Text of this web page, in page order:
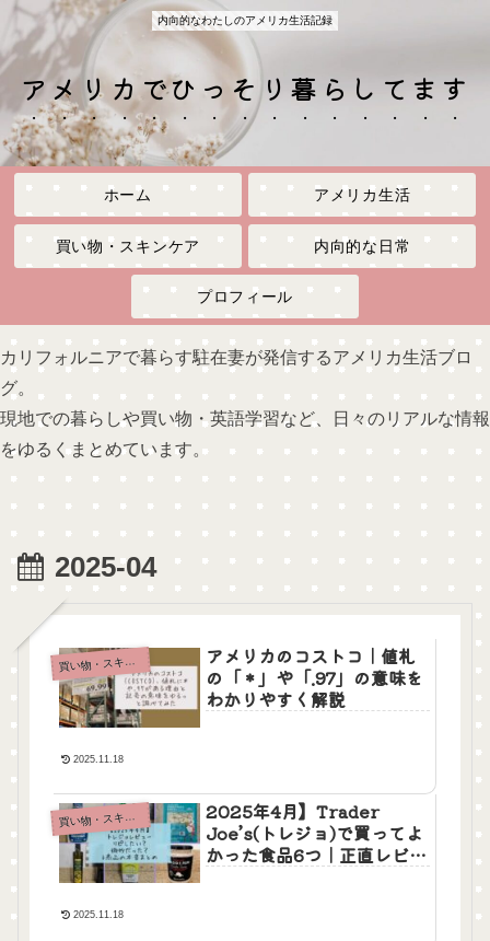
内向的なわたしのアメリカ生活記録
アメリカでひっそり暮らしてます
ホーム アメリカ生活
買い物・スキンケア 内向的な日常
プロフィール
カリフォルニアで暮らす駐在妻が発信するアメリカ生活ブロ
グ。
現地での暮らしや買い物・英語学習など、日々のリアルな情報
をゆるくまとめています。
2025-04
買
い物・スキンケア
アメリカのコストコ｜値札
の「＊」や「.97」の意味を
わかりやすく解説
2025.11.18
買
い物・スキンケア
2025年4月】Trader
Joe’s(トレジョ)で買ってよ
かった食品6つ｜正直レビュ
2025.11.18